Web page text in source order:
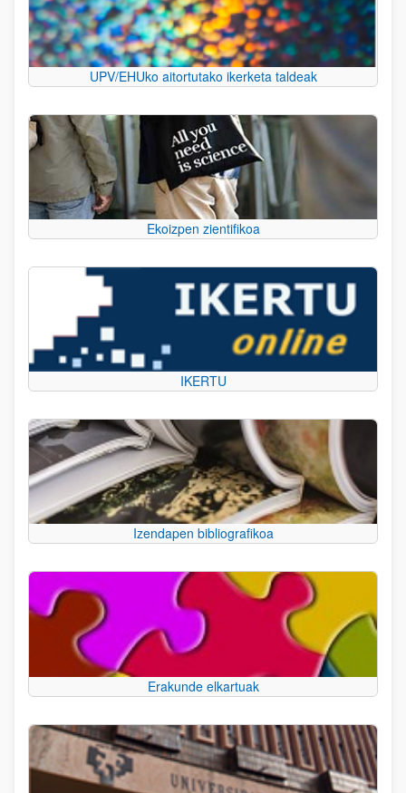
UPV/EHUko aitortutako ikerketa taldeak
Ekoizpen zientifikoa
IKERTU
Izendapen bibliografikoa
Erakunde elkartuak